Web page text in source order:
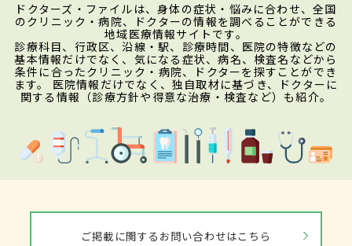
ドクターズ・ファイルは、身体の症状・悩みに合わせ、全国
のクリニック・病院、ドクターの情報を調べることができる
地域医療情報サイトです。
診療科目、行政区、沿線・駅、診療時間、医院の特徴などの
基本情報だけでなく、気になる症状、病名、検査名などから
条件に合ったクリニック・病院、ドクターを探すことができ
ます。 医院情報だけでなく、独自取材に基づき、ドクターに
関する情報（診療方針や得意な治療・検査など）も紹介。
ご掲載に関するお問い合わせはこちら